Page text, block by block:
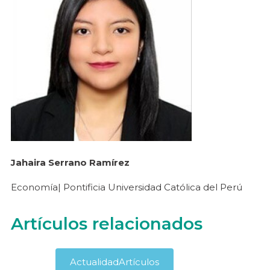
Jahaira Serrano Ramírez
Economía| Pontificia Universidad Católica del Perú
Artículos relacionados
ActualidadArtículos